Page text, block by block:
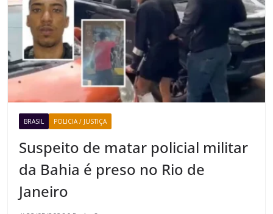
BRASIL POLICIA / JUSTIÇA
Suspeito de matar policial militar
da Bahia é preso no Rio de
Janeiro